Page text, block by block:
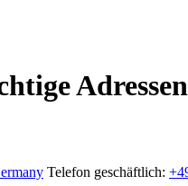
Telefon geschäftlich: